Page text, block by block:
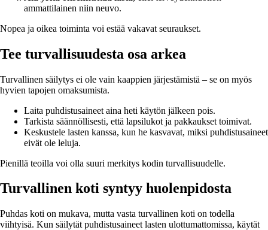
ammattilainen niin neuvo.
Nopea ja oikea toiminta voi estää vakavat seuraukset.
Tee turvallisuudesta osa arkea
Turvallinen säilytys ei ole vain kaappien järjestämistä – se on myös
hyvien tapojen omaksumista.
Laita puhdistusaineet aina heti käytön jälkeen pois.
Tarkista säännöllisesti, että lapsilukot ja pakkaukset toimivat.
Keskustele lasten kanssa, kun he kasvavat, miksi puhdistusaineet
eivät ole leluja.
Pienillä teoilla voi olla suuri merkitys kodin turvallisuudelle.
Turvallinen koti syntyy huolenpidosta
Puhdas koti on mukava, mutta vasta turvallinen koti on todella
viihtyisä. Kun säilytät puhdistusaineet lasten ulottumattomissa, käytät